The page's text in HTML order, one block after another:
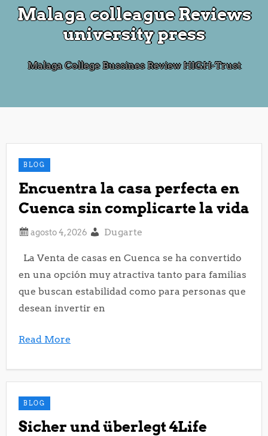
Malaga colleague Reviews
university press
Malaga College Bussines Review HIGH-Trust
BLOG
Encuentra la casa perfecta en
Cuenca sin complicarte la vida
Dugarte
La Venta de casas en Cuenca se ha convertido
en una opción muy atractiva tanto para familias
que buscan estabilidad como para personas que
desean invertir en
Read More
BLOG
Sicher und überlegt 4Life